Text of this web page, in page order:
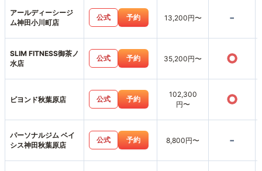
アールディーシージ
ム神田小川町店
公式 予約 13,200円〜 -
SLIM FITNESS御茶ノ
水店
公式 予約 35,200円〜 ○
ビヨンド秋葉原店 公式 予約
102,300
円〜
○
パーソナルジム ベイ
シス神田秋葉原店
公式 予約 8,800円〜 -